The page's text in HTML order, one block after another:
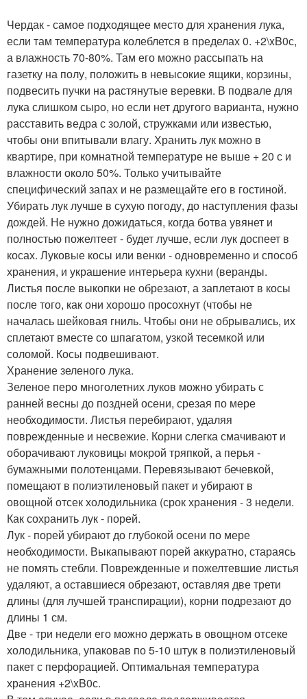
Чердак - самое подходящее место для хранения лука,
если там температура колеблется в пределах 0. +2\xB0с,
а влажность 70-80%. Там его можно рассыпать на
газетку на полу, положить в невысокие ящики, корзины,
подвесить пучки на растянутые веревки. В подвале для
лука слишком сыро, но если нет другого варианта, нужно
расставить ведра с золой, стружками или известью,
чтобы они впитывали влагу. Хранить лук можно в
квартире, при комнатной температуре не выше + 20 с и
влажности около 50%. Только учитывайте
специфический запах и не размещайте его в гостиной.
Убирать лук лучше в сухую погоду, до наступления фазы
дождей. Не нужно дожидаться, когда ботва увянет и
полностью пожелтеет - будет лучше, если лук доспеет в
косах. Луковые косы или венки - одновременно и способ
хранения, и украшение интерьера кухни (веранды.
Листья после выкопки не обрезают, а заплетают в косы
после того, как они хорошо просохнут (чтобы не
началась шейковая гниль. Чтобы они не обрывались, их
сплетают вместе со шпагатом, узкой тесемкой или
соломой. Косы подвешивают.
Хранение зеленого лука.
Зеленое перо многолетних луков можно убирать с
ранней весны до поздней осени, срезая по мере
необходимости. Листья перебирают, удаляя
поврежденные и несвежие. Корни слегка смачивают и
оборачивают луковицы мокрой тряпкой, а перья -
бумажными полотенцами. Перевязывают бечевкой,
помещают в полиэтиленовый пакет и убирают в
овощной отсек холодильника (срок хранения - 3 недели.
Как сохранить лук - порей.
Лук - порей убирают до глубокой осени по мере
необходимости. Выкапывают порей аккуратно, стараясь
не помять стебли. Поврежденные и пожелтевшие листья
удаляют, а оставшиеся обрезают, оставляя две трети
длины (для лучшей транспирации), корни подрезают до
длины 1 см.
Две - три недели его можно держать в овощном отсеке
холодильника, упаковав по 5-10 штук в полиэтиленовый
пакет с перфорацией. Оптимальная температура
хранения +2\xB0с.